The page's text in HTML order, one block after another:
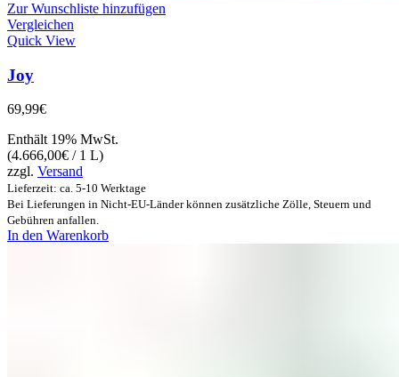
Zur Wunschliste hinzufügen
Vergleichen
Quick View
Joy
69,99€
Enthält 19% MwSt.
(4.666,00€ / 1 L)
zzgl. Versand
Lieferzeit: ca. 5-10 Werktage
Bei Lieferungen in Nicht-EU-Länder können zusätzliche Zölle, Steuern und
Gebühren anfallen.
In den Warenkorb